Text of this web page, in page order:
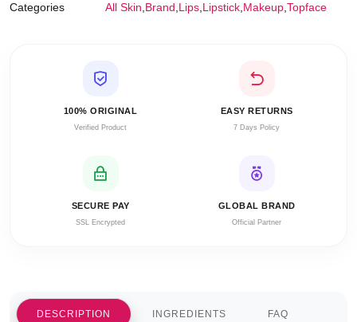
Categories
All Skin Brand Lips Lipstick Makeup Topface
100% ORIGINAL
Verified Product
EASY RETURNS
7 Days Policy
SECURE PAY
SSL Encrypted
GLOBAL BRAND
Official Partner
DESCRIPTION INGREDIENTS FAQ